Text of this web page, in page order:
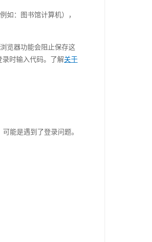
如：图书馆计算机），
览器功能会阻止保存这
时输入代码。了解关于
能是遇到了登录问题。